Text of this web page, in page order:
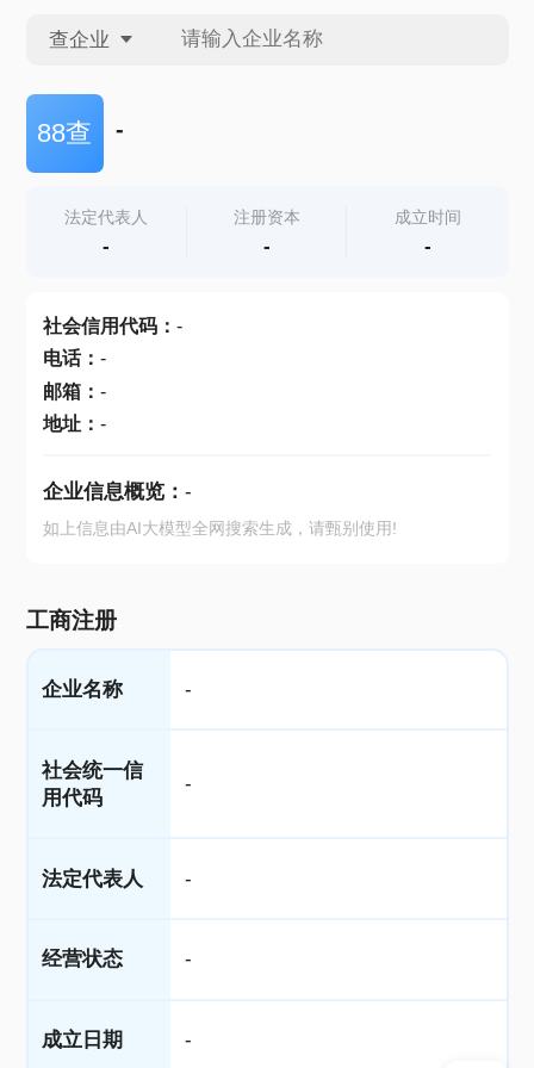
查企业
查企业
查产地
88查 -
法定代表人
-
注册资本
-
成立时间
-
社会信用代码： -
电话： -
邮箱： -
地址： -
企业信息概览： -
如上信息由AI大模型全网搜索生成，请甄别使用!
工商注册
企业名称 -
社会统一信
用代码
-
法定代表人 -
经营状态 -
成立日期 -